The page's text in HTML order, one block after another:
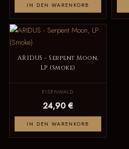
IN DEN WARENKORB
ARIDUS - Serpent Moon,
LP (Smoke)
EISENWALD
24,90 €
IN DEN WARENKORB